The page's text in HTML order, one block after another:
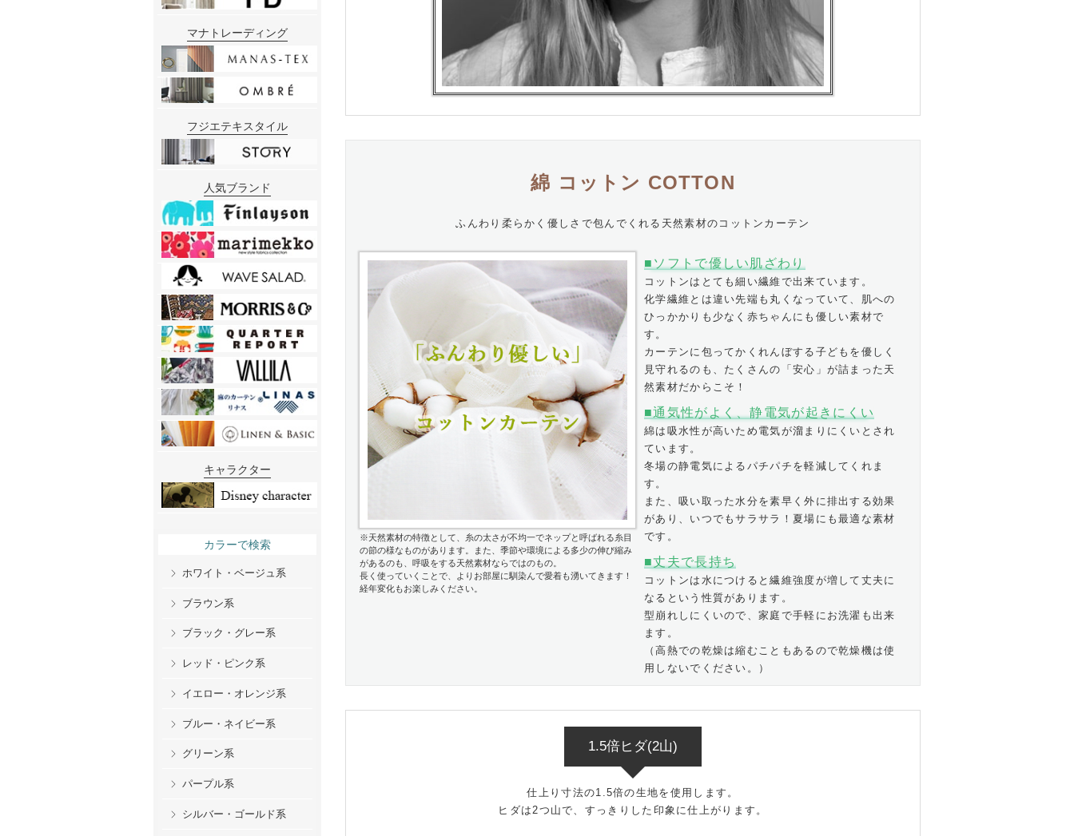
綿 コットン COTTON
ふんわり柔らかく優しさで包んでくれる天然素材のコットンカーテン
※天然素材の特徴として、糸の太さが不均一でネップと呼ばれる糸目
の節の様なものがあります。また、季節や環境による多少の伸び縮み
があるのも、呼吸をする天然素材ならではのもの。
長く使っていくことで、よりお部屋に馴染んで愛着も湧いてきます！
経年変化もお楽しみください。
ソフトで優しい肌ざわり
コットンはとても細い繊維で出来ています。
化学繊維とは違い先端も丸くなっていて、肌への
ひっかかりも少なく赤ちゃんにも優しい素材で
す。
カーテンに包ってかくれんぼする子どもを優しく
見守れるのも、たくさんの「安心」が詰まった天
然素材だからこそ！
通気性がよく、静電気が起きにくい
綿は吸水性が高いため電気が溜まりにくいとされ
ています。
冬場の静電気によるパチパチを軽減してくれま
す。
また、吸い取った水分を素早く外に排出する効果
があり、いつでもサラサラ！夏場にも最適な素材
です。
丈夫で長持ち
コットンは水につけると繊維強度が増して丈夫に
なるという性質があります。
型崩れしにくいので、家庭で手軽にお洗濯も出来
ます。
（高熱での乾燥は縮むこともあるので乾燥機は使
用しないでください。）
1.5倍ヒダ(2山)
仕上り寸法の1.5倍の生地を使用します。
ヒダは2つ山で、すっきりした印象に仕上がります。
マナトレーディング
フジエテキスタイル
人気ブランド
キャラクター
カラーで検索
ホワイト・ベージュ系
ブラウン系
ブラック・グレー系
レッド・ピンク系
イエロー・オレンジ系
ブルー・ネイビー系
グリーン系
パープル系
シルバー・ゴールド系